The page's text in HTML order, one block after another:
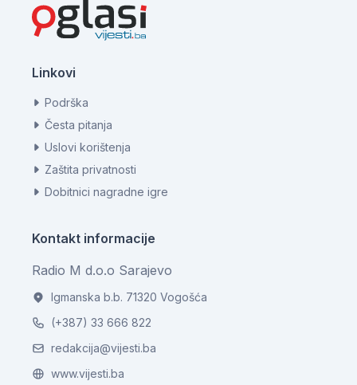
Linkovi
Podrška
Česta pitanja
Uslovi korištenja
Zaštita privatnosti
Dobitnici nagradne igre
Kontakt informacije
Radio M d.o.o Sarajevo
Igmanska b.b. 71320 Vogošća
(+387) 33 666 822
redakcija@vijesti.ba
www.vijesti.ba